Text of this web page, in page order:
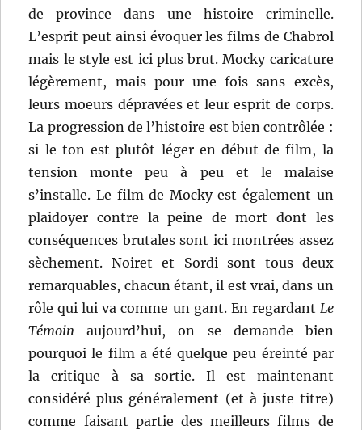
de province dans une histoire criminelle.
L’esprit peut ainsi évoquer les films de Chabrol
mais le style est ici plus brut. Mocky caricature
légèrement, mais pour une fois sans excès,
leurs moeurs dépravées et leur esprit de corps.
La progression de l’histoire est bien contrôlée :
si le ton est plutôt léger en début de film, la
tension monte peu à peu et le malaise
s’installe. Le film de Mocky est également un
plaidoyer contre la peine de mort dont les
conséquences brutales sont ici montrées assez
sèchement. Noiret et Sordi sont tous deux
remarquables, chacun étant, il est vrai, dans un
rôle qui lui va comme un gant. En regardant Le
Témoin aujourd’hui, on se demande bien
pourquoi le film a été quelque peu éreinté par
la critique à sa sortie. Il est maintenant
considéré plus généralement (et à juste titre)
comme faisant partie des meilleurs films de